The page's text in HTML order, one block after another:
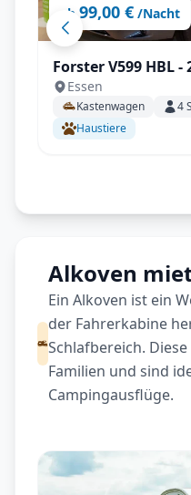
ab 99,00 € /Nacht
Forster V599 HBL - 21 | ideal für 2
Personen, Solar,
uvm.
Essen
Kastenwagen 4
Haustiere
Alkoven
Ein Alkoven ist ein
der Fahrerkabine
Schlafbereich.
Familien und sind
Campingausflüge.